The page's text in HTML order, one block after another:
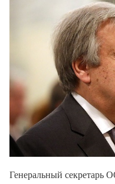
Генеральный секретарь